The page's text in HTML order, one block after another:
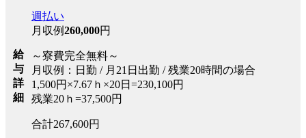
給
与
詳
細
週払い
月収例260,000円
～寮費完全無料～
月収例：日勤 / 月21日出勤 / 残業20時間の場合
1,500円×7.67ｈ×20日=230,100円
残業20ｈ=37,500円
合計267,600円